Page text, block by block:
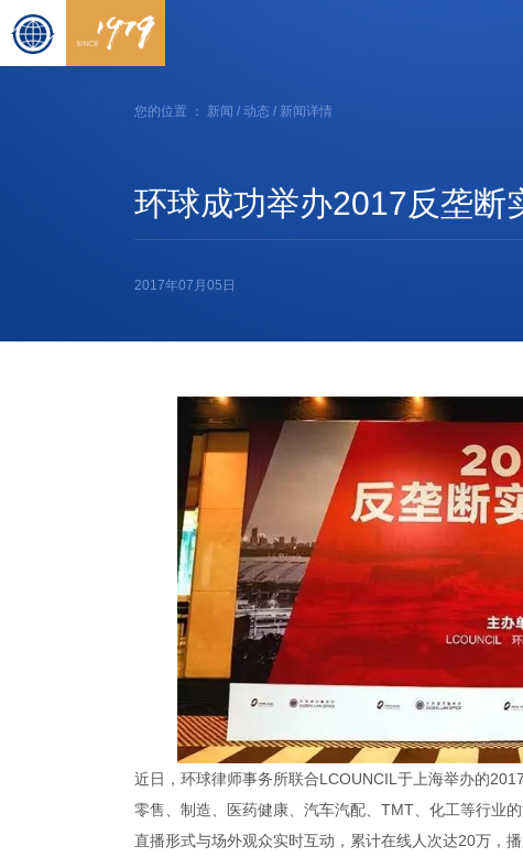
您的位置 ： 新闻 / 动态 / 新闻详情
环球成功举办2017反垄断
2017年07月05日
近日，环球律师事务所联合LCOUNCIL于上海举办的
零售、制造、医药健康、汽车汽配、TMT、化工等行业
直播形式与场外观众实时互动，累计在线人次达20万，播